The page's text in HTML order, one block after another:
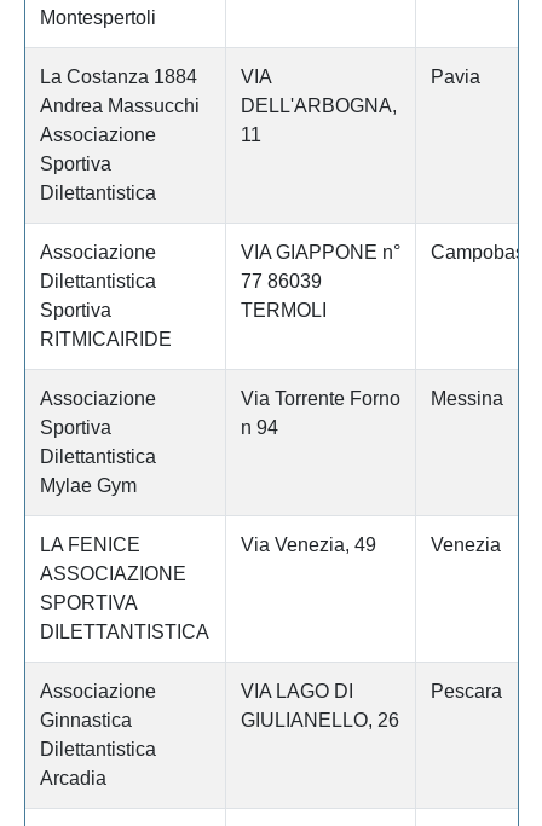
Montespertoli
La Costanza 1884
Andrea Massucchi
Associazione
Sportiva
Dilettantistica
VIA
DELL'ARBOGNA,
11
Pavia
Associazione
Dilettantistica
Sportiva
RITMICAIRIDE
VIA GIAPPONE n°
77 86039
TERMOLI
Associazione
Sportiva
Dilettantistica
Mylae Gym
Via Torrente Forno
n 94
Messina
LA FENICE
ASSOCIAZIONE
SPORTIVA
DILETTANTISTICA
Via Venezia, 49 Venezia
Associazione
Ginnastica
Dilettantistica
Arcadia
VIA LAGO DI
GIULIANELLO, 26
Pescara